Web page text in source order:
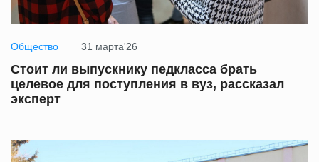
Общество 31 марта'26
Стоит ли выпускнику педкласса брать
целевое для поступления в вуз, рассказал
эксперт